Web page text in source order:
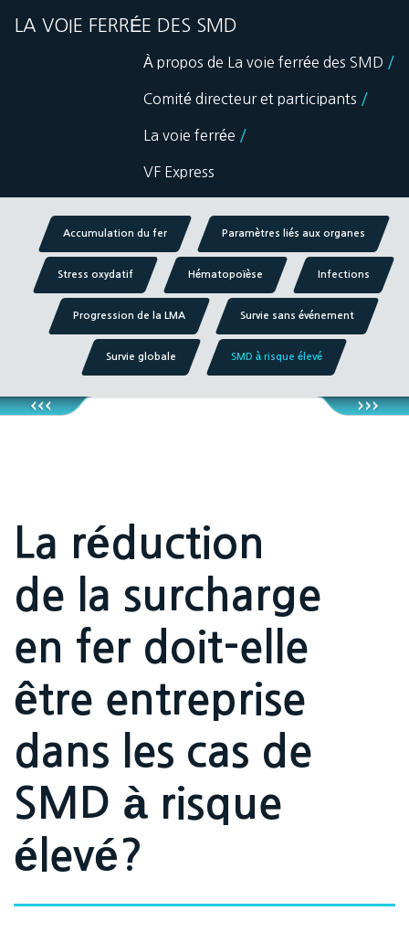
LA VOIE FERRÉE DES SMD
À propos de La voie ferrée des SMD /
Comité directeur et participants /
La voie ferrée /
VF Express
Accumulation du fer Paramètres liés aux organes
Stress oxydatif Hématopoïèse Infections
Progression de la LMA Survie sans événement
Survie globale SMD à risque élevé
La réduction
de la surcharge
en fer doit-elle
être entreprise
dans les cas de
SMD à risque
élevé?